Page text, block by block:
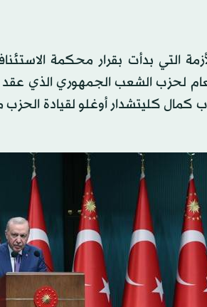
كمال كليتشدار أوغلو لقيادة الحزب